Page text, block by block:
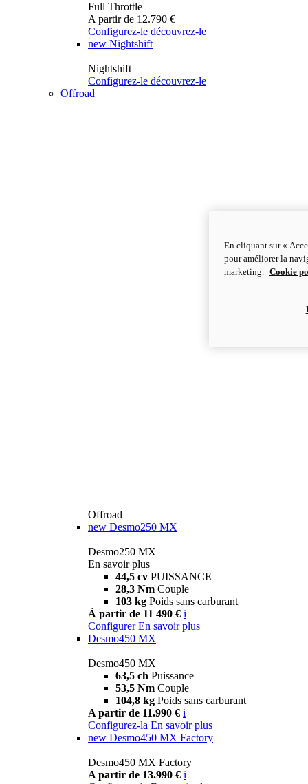
Full Throttle
A partir de 12.790 €
Configurez-le découvrez-le
new Nightshift
Nightshift
Configurez-le découvrez-le
Offroad
Offroad
new Desmo250 MX
Desmo250 MX
En savoir plus
44,5 cv PUISSANCE
28,3 Nm Couple
103 kg Poids sans carburant
À partir de 11 490 € i
Configurer En savoir plus
Desmo450 MX
Desmo450 MX
63,5 ch Puissance
53,5 Nm Couple
104,8 kg Poids sans carburant
A partir de 11.990 € i
Configurez-la En savoir plus
new Desmo450 MX Factory
Desmo450 MX Factory
A partir de 13.990 € i
En cliquant sur «
pour améliorer la
marketing.
Cookie